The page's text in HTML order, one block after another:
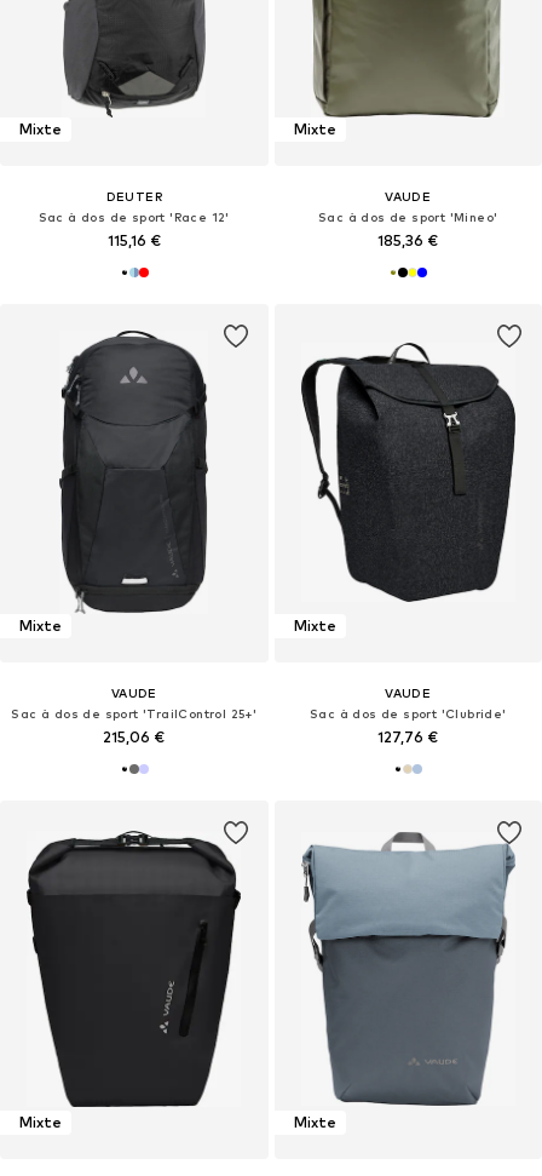
Mixte
DEUTER
Sac à dos de sport 'Race 12'
115,16 €
Mixte
VAUDE
Sac à dos de sport 'Mineo'
185,36 €
Mixte
VAUDE
Sac à dos de sport 'TrailControl 25+'
215,06 €
Mixte
VAUDE
Sac à dos de sport 'Clubride'
127,76 €
Mixte Mixte